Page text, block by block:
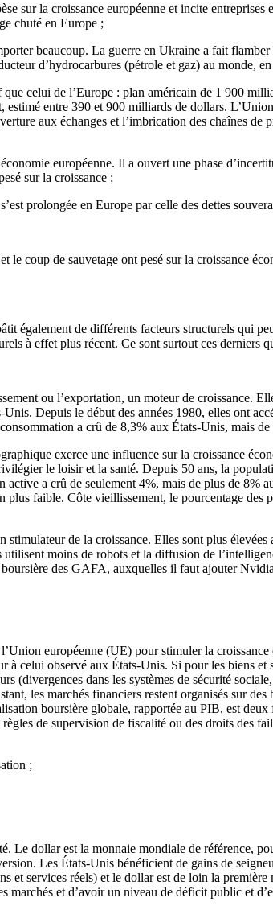
sur la croissance européenne et incite entreprises
chuté en Europe ;
beaucoup. La guerre en Ukraine a fait
d’hydrocarbures (pétrole et gaz) au monde,
celui de l’Europe : plan américain de 1 900
entre 390 et 900 milliards de dollars.
aux échanges et l’imbrication des chaînes
européenne. Il a ouvert une phase
sur la croissance ;
prolongée en Europe par celle des dettes
coup de sauvetage ont pesé sur la croissance
également de différents facteurs structurels qui
à effet plus récent. Ce sont surtout ces
ou l’exportation, un moteur de croissance.
Depuis le début des années 1980, elles ont
a crû de 8,3% aux États-Unis, mais
exerce une influence sur la croissance
le loisir et la santé. Depuis 50 ans, la
a crû de seulement 4%, mais de plus de 8%
faible. Côte vieillissement, le pourcentage
de la croissance. Elles sont plus
moins de robots et la diffusion de
des GAFA, auxquelles il faut ajouter
européenne (UE) pour stimuler la
celui observé aux États-Unis. Si pour les biens
(divergences dans les systèmes de sécurité
les marchés financiers restent organisés sur
boursière globale, rapportée au PIB, est
de supervision de fiscalité ou des droits des
;
Le dollar est la monnaie mondiale de référence,
Les États-Unis bénéficient de gains de
et services réels) et le dollar est de loin la
et d’avoir un niveau de déficit public et